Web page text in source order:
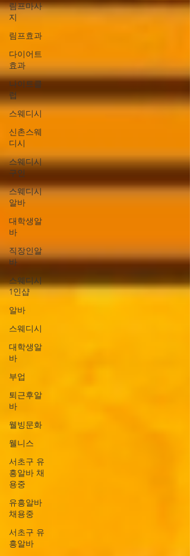
림프마사
지
림프효과
다이어트
효과
나이트클
럽
스웨디시
신촌스웨
디시
스웨디시
구인
스웨디시
알바
대학생알
바
직장인알
바
스웨디시
1인샵
알바
스웨디시
대학생알
바
부업
퇴근후알
바
웰빙문화
웰니스
서초구 유
흥알바 채
용중
유흥알바
채용중
서초구 유
흥알바